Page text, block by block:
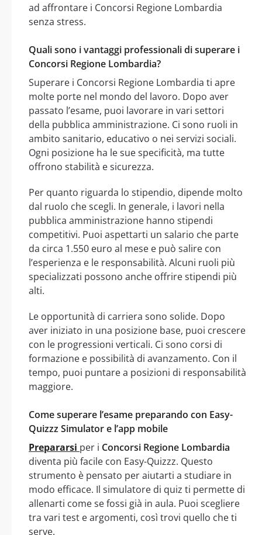
ad affrontare i Concorsi Regione Lombardia
senza stress.
Quali sono i vantaggi professionali di superare i
Concorsi Regione Lombardia?
Superare i Concorsi Regione Lombardia ti apre
molte porte nel mondo del lavoro. Dopo aver
passato l’esame, puoi lavorare in vari settori
della pubblica amministrazione. Ci sono ruoli in
ambito sanitario, educativo o nei servizi sociali.
Ogni posizione ha le sue specificità, ma tutte
offrono stabilità e sicurezza.
Per quanto riguarda lo stipendio, dipende molto
dal ruolo che scegli. In generale, i lavori nella
pubblica amministrazione hanno stipendi
competitivi. Puoi aspettarti un salario che parte
da circa 1.550 euro al mese e può salire con
l’esperienza e le responsabilità. Alcuni ruoli più
specializzati possono anche offrire stipendi più
alti.
Le opportunità di carriera sono solide. Dopo
aver iniziato in una posizione base, puoi crescere
con le progressioni verticali. Ci sono corsi di
formazione e possibilità di avanzamento. Con il
tempo, puoi puntare a posizioni di responsabilità
maggiore.
Come superare l’esame preparando con Easy-
Quizzz Simulator e l’app mobile
Prepararsi per i Concorsi Regione Lombardia
diventa più facile con Easy-Quizzz. Questo
strumento è pensato per aiutarti a studiare in
modo efficace. Il simulatore di quiz ti permette di
allenarti come se fossi già in aula. Puoi scegliere
tra vari test e argomenti, così trovi quello che ti
serve.